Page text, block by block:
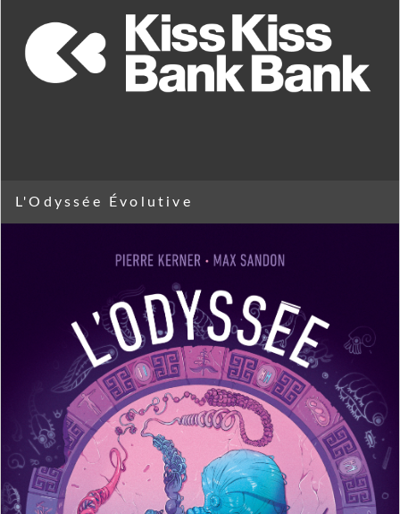
L'Odyssée Évolutive